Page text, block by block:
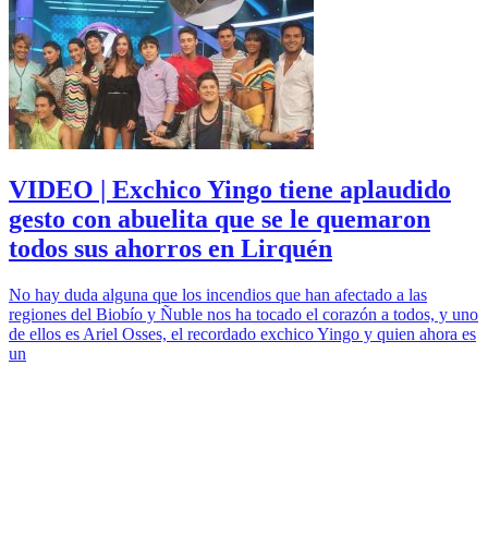
VIDEO | Exchico Yingo tiene aplaudido
gesto con abuelita que se le quemaron
todos sus ahorros en Lirquén
No hay duda alguna que los incendios que han afectado a las
regiones del Biobío y Ñuble nos ha tocado el corazón a todos, y uno
de ellos es Ariel Osses, el recordado exchico Yingo y quien ahora es
un